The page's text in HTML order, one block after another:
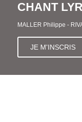
CHANT
MALLER Philippe -
JE M'INSCRIS